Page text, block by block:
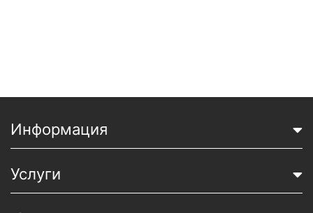
Информация
Услуги